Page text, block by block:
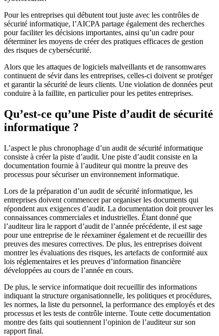
Pour les entreprises qui débutent tout juste avec les contrôles de
sécurité informatique, l’AICPA partage également des recherches
pour faciliter les décisions importantes, ainsi qu’un cadre pour
déterminer les moyens de créer des pratiques efficaces de gestion
des risques de cybersécurité.
Alors que les attaques de logiciels malveillants et de ransomwares
continuent de sévir dans les entreprises, celles-ci doivent se protéger
et garantir la sécurité de leurs clients. Une violation de données peut
conduire à la faillite, en particulier pour les petites entreprises.
Qu’est-ce qu’une Piste d’audit de sécurité
informatique ?
L’aspect le plus chronophage d’un audit de sécurité informatique
consiste à créer la piste d’audit. Une piste d’audit consiste en la
documentation fournie à l’auditeur qui montre la preuve des
processus pour sécuriser un environnement informatique.
Lors de la préparation d’un audit de sécurité informatique, les
entreprises doivent commencer par organiser les documents qui
répondent aux exigences d’audit. La documentation doit prouver les
connaissances commerciales et industrielles. Étant donné que
l’auditeur lira le rapport d’audit de l’année précédente, il est sage
pour une entreprise de le réexaminer également et de recueillir des
preuves des mesures correctives. De plus, les entreprises doivent
montrer les évaluations des risques, les artefacts de conformité aux
lois réglementaires et les preuves d’information financière
développées au cours de l’année en cours.
De plus, le service informatique doit recueillir des informations
indiquant la structure organisationnelle, les politiques et procédures,
les normes, la liste du personnel, la performance des employés et des
processus et les tests de contrôle interne. Toute cette documentation
montre des faits qui soutiennent l’opinion de l’auditeur sur son
rapport final.